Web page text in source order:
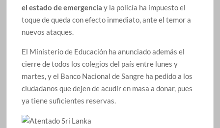
el estado de emergencia y la policía ha impuesto el
toque de queda con efecto inmediato, ante el temor a
nuevos ataques.
El Ministerio de Educación ha anunciado además el
cierre de todos los colegios del país entre lunes y
martes, y el Banco Nacional de Sangre ha pedido a los
ciudadanos que dejen de acudir en masa a donar, pues
ya tiene suficientes reservas.